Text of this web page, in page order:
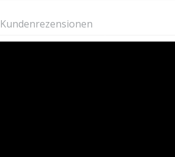
Kundenrezensionen